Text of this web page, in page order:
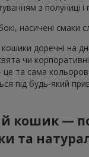
з полуниці і
насичені смаки
доречні на
чи
це та сама
під будь-який
кошик —
та